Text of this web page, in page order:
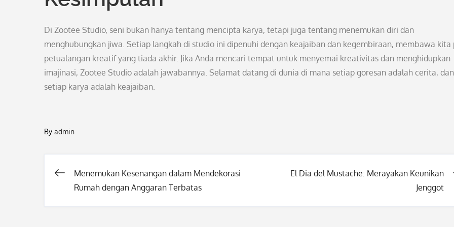
Di Zootee Studio, seni bukan hanya tentang mencipta karya, tetapi juga tentang menemukan diri dan
menghubungkan jiwa. Setiap langkah di studio ini dipenuhi dengan keajaiban dan kegembiraan, membawa kita
petualangan kreatif yang tiada akhir. Jika Anda mencari tempat untuk menyemai kreativitas dan menghidupkan
imajinasi, Zootee Studio adalah jawabannya. Selamat datang di dunia di mana setiap goresan adalah cerita, dan
setiap karya adalah keajaiban.
By admin
Post
Menemukan Kesenangan dalam Mendekorasi
Rumah dengan Anggaran Terbatas
El Dia del Mustache: Merayakan Keunikan
Jenggot